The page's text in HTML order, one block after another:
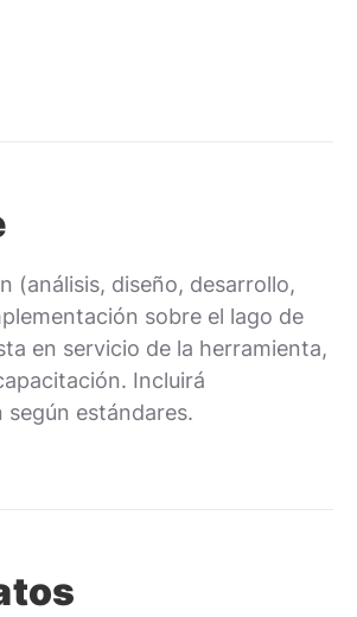
(análisis, diseño, desarrollo,
sobre el lago de
en servicio de la herramienta,
Incluirá
estándares.